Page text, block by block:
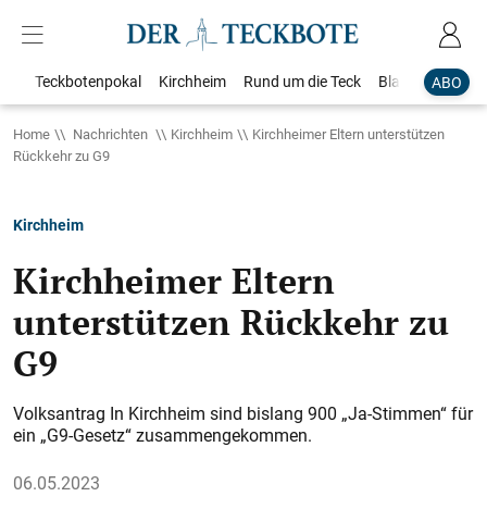
ABO
Teckbotenpokal Kirchheim Rund um die Teck Blaulicht
Home Nachrichten Kirchheim
Kirchheimer Eltern unterstützen
Rückkehr zu G9
Kirchheim
Kirchheimer Eltern
unterstützen Rückkehr zu
G9
Volksantrag In Kirchheim sind bislang 900 „Ja-Stimmen“ für
ein „G9-Gesetz“ zusammengekommen.
06.05.2023